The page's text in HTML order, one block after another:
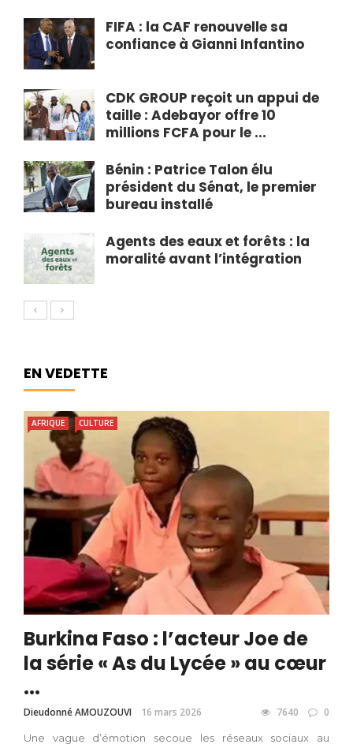
FIFA : la CAF renouvelle sa
confiance à Gianni Infantino
CDK GROUP reçoit un appui de
taille : Adebayor offre 10
millions FCFA pour le ...
Bénin : Patrice Talon élu
président du Sénat, le premier
bureau installé
Agents des eaux et forêts : la
moralité avant l’intégration
EN VEDETTE
AFRIQUE CULTURE
Burkina Faso : l’acteur Joe de
la série « As du Lycée » au cœur
...
Dieudonné AMOUZOUVI 16 mars 2026 7640 0
Une vague d’émotion secoue les réseaux sociaux au